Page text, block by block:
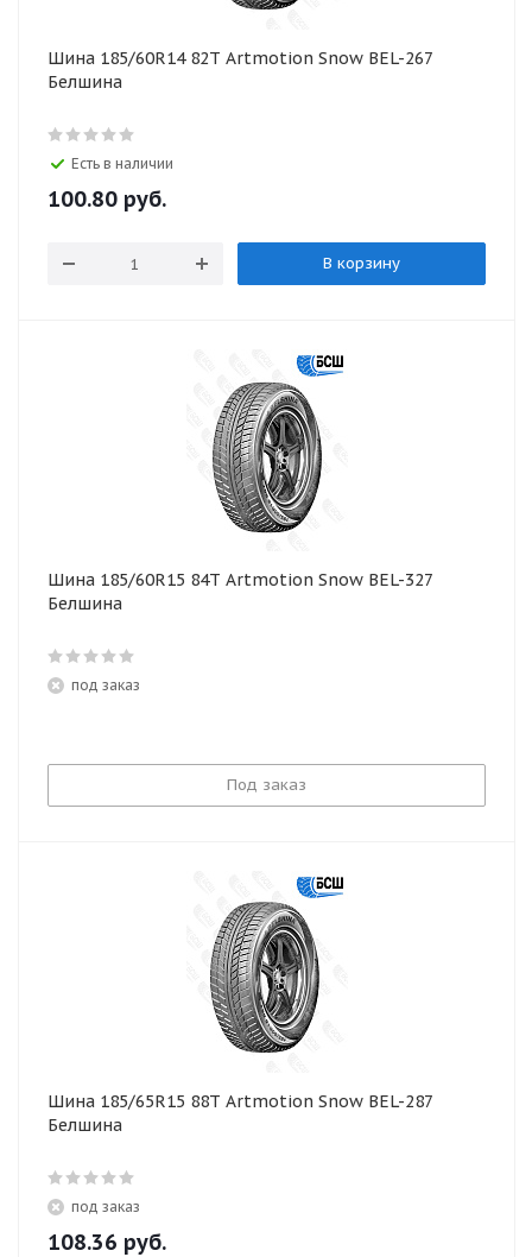
Шина 185/60R14 82T Artmotion Snow BEL-267
Белшина
Есть в наличии
100.80 руб.
В корзину
Шина 185/60R15 84T Artmotion Snow BEL-327
Белшина
под заказ
Под заказ
Шина 185/65R15 88T Artmotion Snow BEL-287
Белшина
под заказ
108.36 руб.